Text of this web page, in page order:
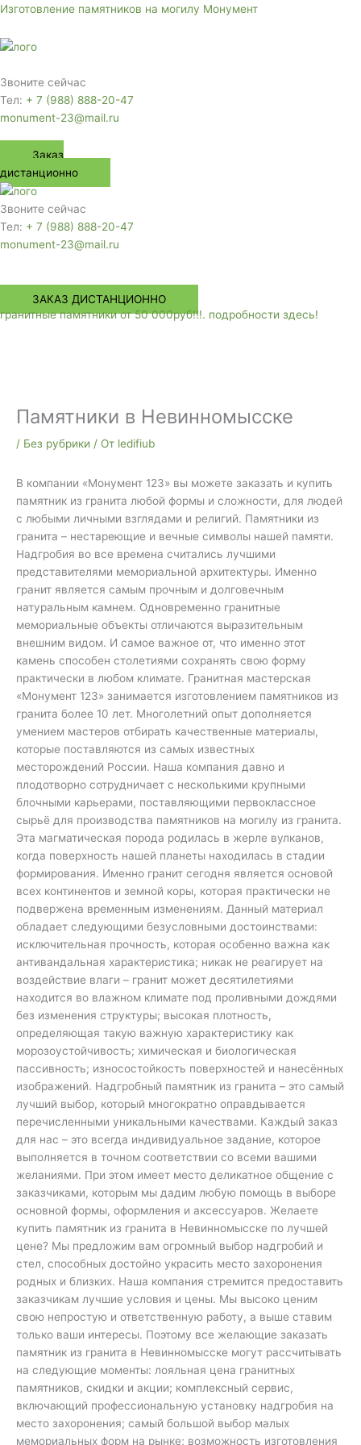
Перейти
содержимому
Изготовление памятников на могилу Монумент
Звоните сейчас
Тел: + 7 (988) 888-20-47
monument-23@mail.ru
Заказ
дистанционно
Звоните сейчас
Тел: + 7 (988) 888-20-47
monument-23@mail.ru
Меню
ЗАКАЗ ДИСТАНЦИОННО
гранитные памятники от 50 000руб!!!. подробности здесь!
Памятники в Невинномысске
/ Без рубрики / От ledifiub
В компании «Монумент 123» вы можете заказать и купить
памятник из гранита любой формы и сложности, для людей
с любыми личными взглядами и религий. Памятники из
гранита – нестареющие и вечные символы нашей памяти.
Надгробия во все времена считались лучшими
представителями мемориальной архитектуры. Именно
гранит является самым прочным и долговечным
натуральным камнем. Одновременно гранитные
мемориальные объекты отличаются выразительным
внешним видом. И самое важное от, что именно этот
камень способен столетиями сохранять свою форму
практически в любом климате. Гранитная мастерская
«Монумент 123» занимается изготовлением памятников из
гранита более 10 лет. Многолетний опыт дополняется
умением мастеров отбирать качественные материалы,
которые поставляются из самых известных
месторождений России. Наша компания давно и
плодотворно сотрудничает с несколькими крупными
блочными карьерами, поставляющими первоклассное
сырьё для производства памятников на могилу из гранита.
Эта магматическая порода родилась в жерле вулканов,
когда поверхность нашей планеты находилась в стадии
формирования. Именно гранит сегодня является основой
всех континентов и земной коры, которая практически не
подвержена временным изменениям. Данный материал
обладает следующими безусловными достоинствами:
исключительная прочность, которая особенно важна как
антивандальная характеристика; никак не реагирует на
воздействие влаги – гранит может десятилетиями
находится во влажном климате под проливными дождями
без изменения структуры; высокая плотность,
определяющая такую важную характеристику как
морозоустойчивость; химическая и биологическая
пассивность; износостойкость поверхностей и нанесённых
изображений. Надгробный памятник из гранита – это самый
лучший выбор, который многократно оправдывается
перечисленными уникальными качествами. Каждый заказ
для нас – это всегда индивидуальное задание, которое
выполняется в точном соответствии со всеми вашими
желаниями. При этом имеет место деликатное общение с
заказчиками, которым мы дадим любую помощь в выборе
основной формы, оформления и аксессуаров. Желаете
купить памятник из гранита в Невинномысске по лучшей
цене? Мы предложим вам огромный выбор надгробий и
стел, способных достойно украсить место захоронения
родных и близких. Наша компания стремится предоставить
заказчикам лучшие условия и цены. Мы высоко ценим
свою непростую и ответственную работу, а выше ставим
только ваши интересы. Поэтому все желающие заказать
памятник из гранита в Невинномысске могут рассчитывать
на следующие моменты: лояльная цена гранитных
памятников, скидки и акции; комплексный сервис,
включающий профессиональную установку надгробия на
место захоронения; самый большой выбор малых
мемориальных форм на рынке; возможность изготовления